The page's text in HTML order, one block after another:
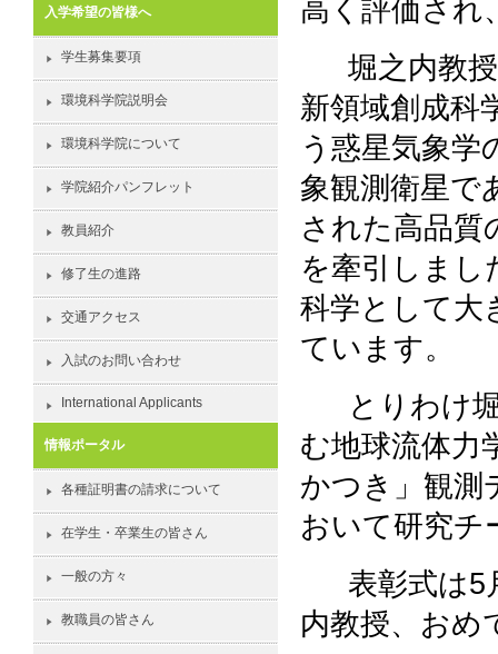
高く評価され
堀之内教
新領域創成科
う惑星気象学
象観測衛星で
された高品質
を牽引しまし
科学として大
ています。
とりわけ
む地球流体力
かつき」観測
おいて研究チ
表彰式は5
内教授、おめ
入学希望の皆様へ
学生募集要項
環境科学院説明会
環境科学院について
学院紹介パンフレット
教員紹介
修了生の進路
交通アクセス
入試のお問い合わせ
International Applicants
情報ポータル
各種証明書の請求について
在学生・卒業生の皆さん
一般の方々
教職員の皆さん